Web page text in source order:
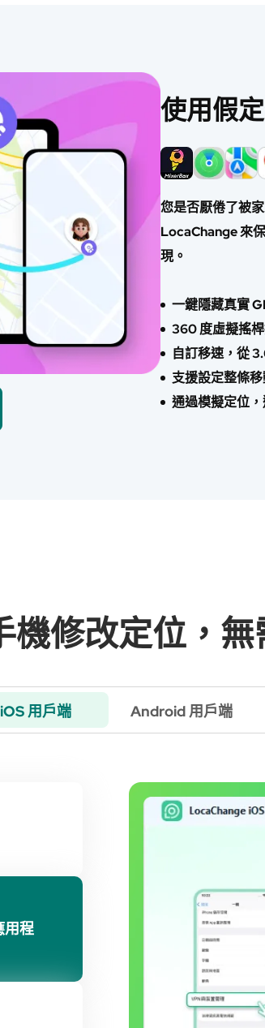
使用假
您是否厭倦了被
LocaChange 來
現。
一鍵隱藏真實
360 度虛擬搖
自訂移速，從
支援設定整條
通過模擬定位
機修改定位，
iOS 用戶端 Android 用戶端
用程